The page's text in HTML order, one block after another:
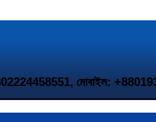
+8802224458551, মোবাইল: